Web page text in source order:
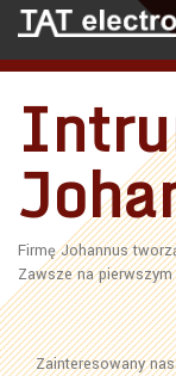
Firmę Johannus
Zawsze na
Zainteresowany